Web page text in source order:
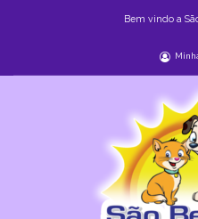
Bem vindo a